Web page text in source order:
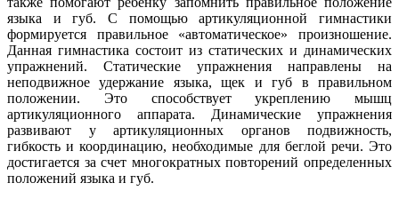
языка и губ. С помощью артикуляционной гимнастики
формируется правильное «автоматическое» произношение.
Данная гимнастика состоит из статических и динамических
упражнений. Статические упражнения направлены на
неподвижное удержание языка, щек и губ в правильном
положении. Это способствует укреплению мышц
артикуляционного аппарата. Динамические упражнения
развивают у артикуляционных органов подвижность,
гибкость и координацию, необходимые для беглой речи. Это
достигается за счет многократных повторений определенных
положений языка и губ.